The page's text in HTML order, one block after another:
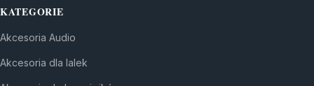
KATEGORIE
Akcesoria Audio
Akcesoria dla lalek